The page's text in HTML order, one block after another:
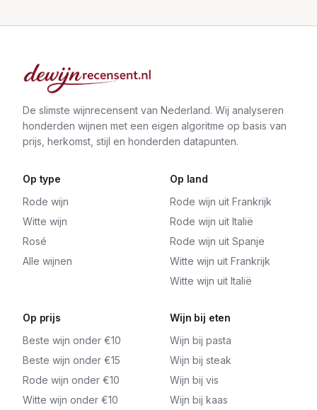
De slimste wijnrecensent van Nederland. Wij analyseren
honderden wijnen met een eigen algoritme op basis van
prijs, herkomst, stijl en honderden datapunten.
Op type
Rode wijn
Witte wijn
Rosé
Alle wijnen
Op land
Rode wijn uit Frankrijk
Rode wijn uit Italië
Rode wijn uit Spanje
Witte wijn uit Frankrijk
Witte wijn uit Italië
Op prijs
Beste wijn onder €10
Beste wijn onder €15
Rode wijn onder €10
Witte wijn onder €10
Wijn bij eten
Wijn bij pasta
Wijn bij steak
Wijn bij vis
Wijn bij kaas